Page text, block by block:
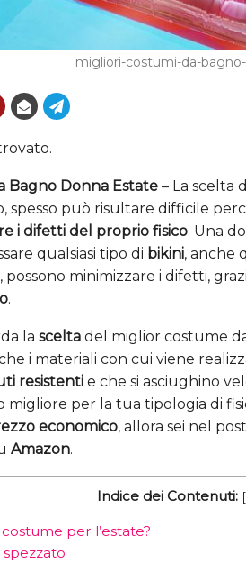
migliori-costumi-da-
Bagno Donna Estate – La scelta
spesso può risultare difficile
i difetti del proprio fisico. Una
qualsiasi tipo di bikini, anche
possono minimizzare i difetti,
.
la scelta del miglior costume
i materiali con cui viene
resistenti e che si asciughino
migliore per la tua tipologia di
economico, allora sei nel
Amazon.
Indice dei Contenuti: [
per l’estate?